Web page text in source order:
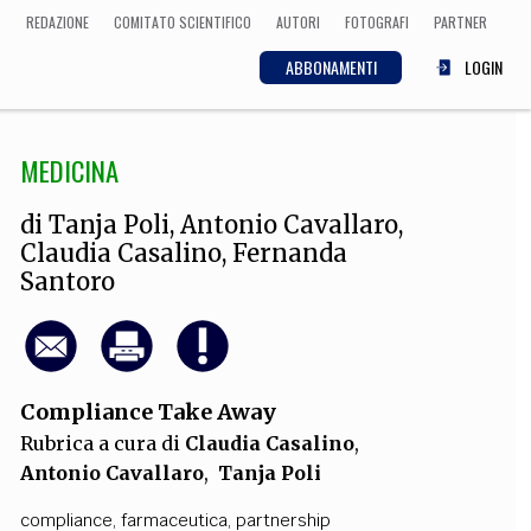
REDAZIONE COMITATO SCIENTIFICO AUTORI FOTOGRAFI PARTNER
ABBONAMENTI LOGIN
ECONOMIA
Matematica, Fisica,
Biologia, Cifrematica,
Medicina
CULTURA
Musica,
Letteratura
MEDICINA
di Tanja Poli,Antonio Cavallaro,
Claudia Casalino,Fernanda
Santoro
Compliance Take Away
Rubrica a cura di Claudia Casalino,
Antonio Cavallaro, Tanja Poli
compliance, farmaceutica, partnership